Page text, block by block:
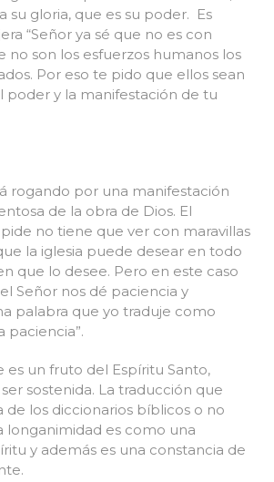
su gloria, que es su poder. Es
“Señor ya sé que no es con
no son los esfuerzos humanos los
Por eso te pido que ellos sean
poder y la manifestación de tu
rogando por una manifestación
de la obra de Dios. El
no tiene que ver con maravillas
la iglesia puede desear en todo
que lo desee. Pero en este caso
Señor nos dé paciencia y
palabra que yo traduje como
paciencia”.
es un fruto del Espíritu Santo,
sostenida. La traducción que
de los diccionarios bíblicos o no
longanimidad es como una
y además es una constancia de